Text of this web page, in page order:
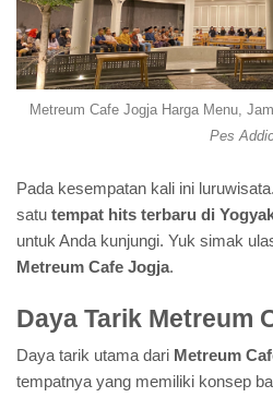
Metreum Cafe Jogja Harga Menu,
Pes
Pada kesempatan kali ini
satu tempat hits terbaru di
untuk Anda kunjungi. Yuk simak
Metreum Cafe Jogja.
Daya Tarik Metreum
Daya tarik utama dari Metreum
tempatnya yang memiliki konsep